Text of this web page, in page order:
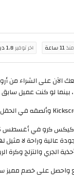
11 ساعة اخر توفير1.8 دينار كويتي
على الشراء من أروع
عالية وراحة لا
الجري والتزلج وكرة
واحصل على خصم مميز